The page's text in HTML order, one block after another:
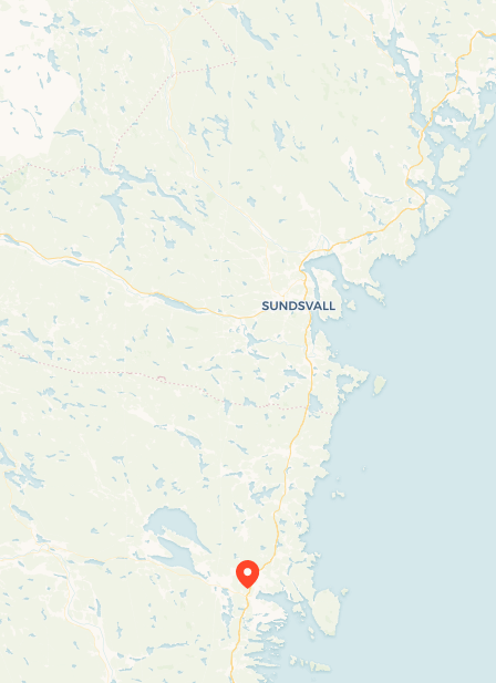
Travelers’ Map is loading…
If you see this after your page is loaded
completely, leafletJS files are missing.